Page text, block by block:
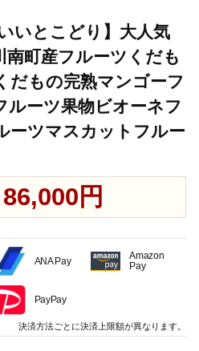
いとこどり】大人気
町産フルーツくだも
だもの完熟マンゴーフ
ルーツ果物ビオーネフ
ーツマスカットフルー
86,000円
ANA Pay
Amazon
Pay
PayPay
決済方法ごとに決済上限額が異なります。